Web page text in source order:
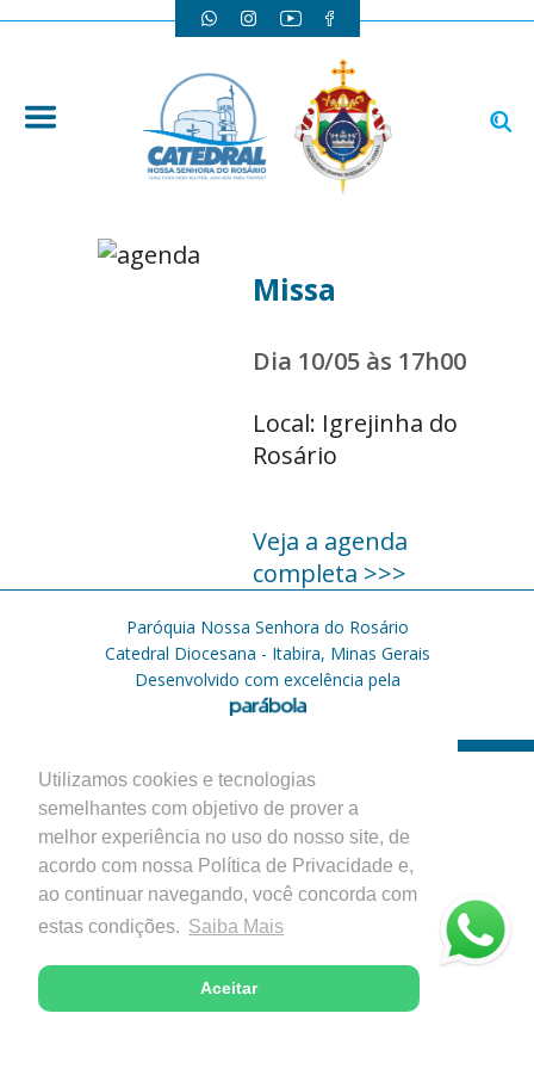
Utilizamos cookies e tecnologias
semelhantes com objetivo de prover a
melhor experiência no uso do nosso site, de
acordo com nossa Política de Privacidade e,
ao continuar navegando, você concorda com
estas condições. Saiba Mais
Aceitar
Missa
Dia 10/05 às 17h00
Local: Igrejinha do
Rosário
Veja a agenda
completa >>>
Paróquia Nossa Senhora do Rosário
Catedral Diocesana - Itabira, Minas Gerais
Desenvolvido com excelência pela